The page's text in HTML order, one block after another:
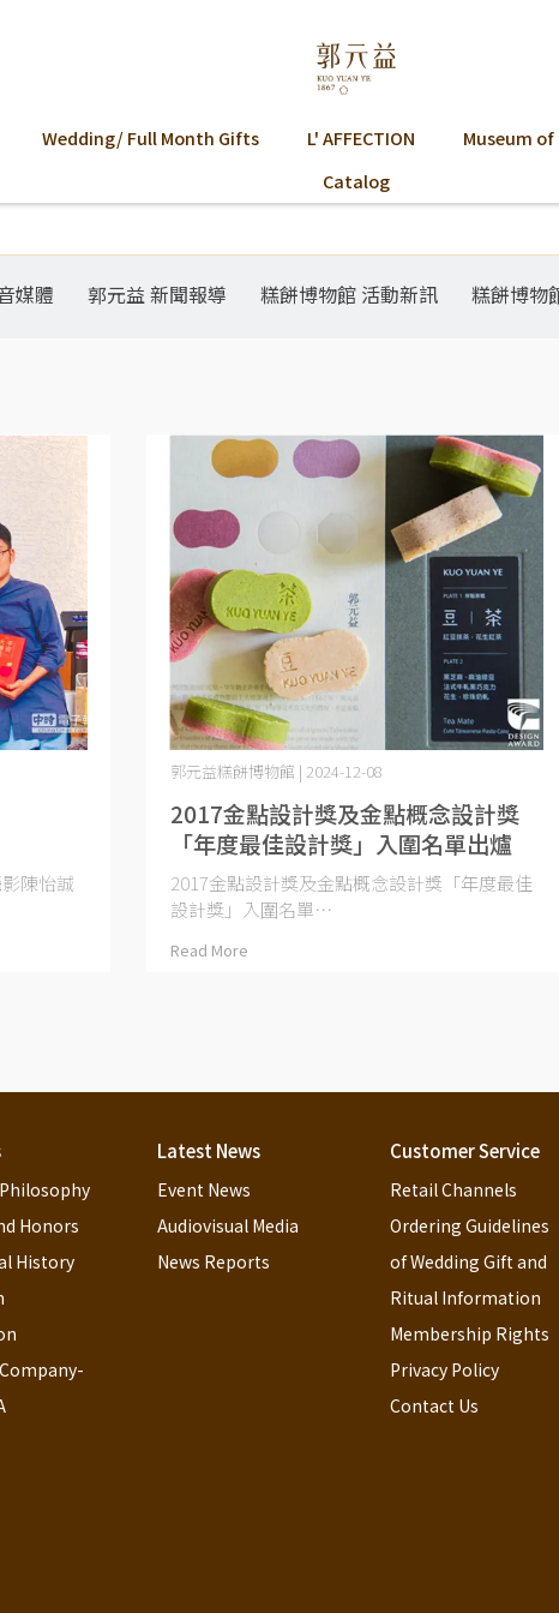
Wedding/ Full Month Gifts L' AFFECTION Museum
Catalog
媒體 郭元益 新聞報導 糕餅博物館 活動新訊 糕餅博物
陳怡誠
2017金點設計獎及金點概念設計獎
「年度最佳設計獎」入圍名單出爐
郭元益糕餅博物館 | 2024-12-08
2017金點設計獎及金點概念設計獎「年度最佳
設計獎」入圍名單⋯
Read More
Honors
History
Latest News
Event News
Audiovisual Media
News Reports
Customer Service
Retail Channels
Ordering Guidelines
of Wedding Gift and
Ritual Information
Membership Rights
Privacy Policy
Contact Us